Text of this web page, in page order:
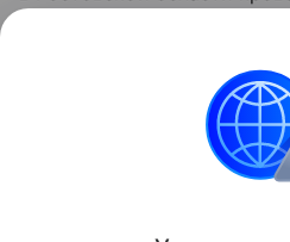
и одного — к уголовной.
Ростовская